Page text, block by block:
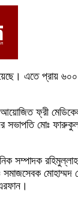
এতে প্রায়
ফ্রী মেডিকেল
সভাপতি মোঃ
সম্পাদক
ও সমাজসেবক